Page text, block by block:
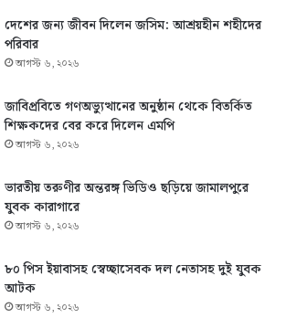
দেশের জন্য জীবন দিলেন জসিম: আশ্রয়হীন শহীদের
পরিবার
আগস্ট ৬, ২০২৬
জাবিপ্রবিতে গণঅভ্যুত্থানের অনুষ্ঠান থেকে বিতর্কিত
শিক্ষকদের বের করে দিলেন এমপি
আগস্ট ৬, ২০২৬
ভারতীয় তরুণীর অন্তরঙ্গ ভিডিও ছড়িয়ে জামালপুরে
যুবক কারাগারে
আগস্ট ৬, ২০২৬
৮০ পিস ইয়াবাসহ স্বেচ্ছাসেবক দল নেতাসহ দুই যুবক
আটক
আগস্ট ৬, ২০২৬